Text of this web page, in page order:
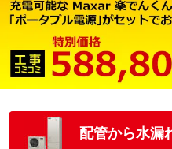
配管から水漏